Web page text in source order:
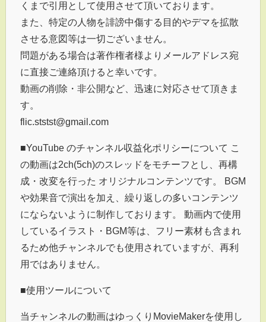
くまで引用として使用させて頂いております。
また、特定の人物を誹謗中傷する目的やデマを拡散
させる意図等は一切ございません。
問題がある場合は著作権者様よりメールアドレス宛
に直接ご連絡頂けると幸いです。
動画の削除・非公開など、迅速に対応させて頂きま
す。
flic.ststst@gmail.com
■YouTube のチャンネル収益化ポリシーについて こ
の動画は2ch(5ch)のスレッドをモチーフとし、再構
成・改変を行った オリジナルコンテンツです。 BGM
や効果音で演出を加え、繰り返しの多いコンテンツ
にならないように制作しております。 動画内で使用
しているイラスト・BGM等は、フリー素材も含まれ
るため他チャンネルでも使用されていますが、再利
用ではありません。
■使用ツールについて
当チャンネルの動画はゆっくりMovieMakerを使用し